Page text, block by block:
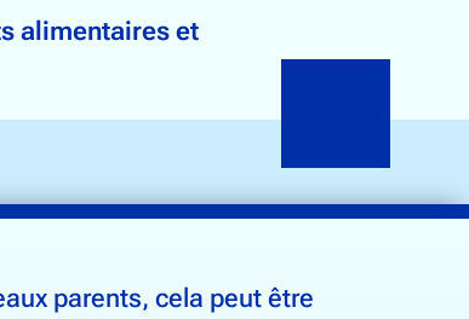
alimentaires et
parents, cela peut être